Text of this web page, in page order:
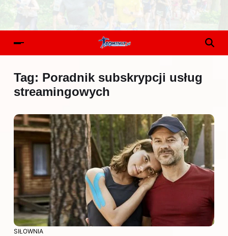
Tag: Poradnik subskrypcji usług
streamingowych
SIŁOWNIA